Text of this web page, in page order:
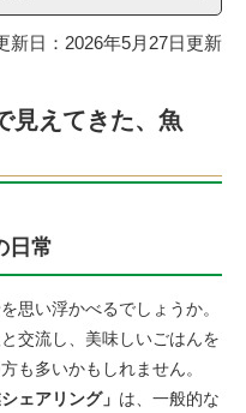
新日：2026年5月27日更新
見えてきた、魚
日常
思い浮かべるでしょうか。
交流し、美味しいごはんを
も多いかもしれません。
シェアリング」 は、一般的な